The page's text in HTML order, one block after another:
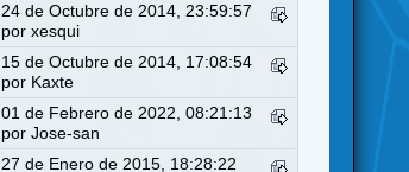
24 de Octubre de 2014, 23:59:57
porxesqui
15 de Octubre de 2014, 17:08:54
por Kaxte
01 de Febrero de 2022, 08:21:13
porJose-san
27 de Enero de 2015, 18:28:22